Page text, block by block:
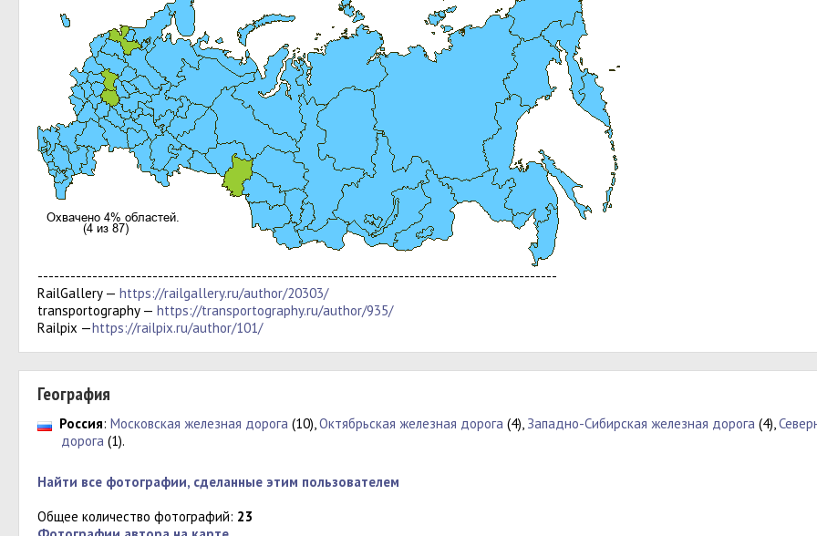
-----------------------------------------------------------------------------------------------
RailGallery — https://railgallery.ru/author/20303/
transportography — https://transportography.ru/author/935/
Railpix —https://railpix.ru/author/101/
География
Россия: Московская железная дорога (10),Октябрьская железная дорога (4), Западно-Сибирская железная дорога (4),
дорога (1).
Найти все фотографии, сделанные этим пользователем
Общее количество фотографий: 23